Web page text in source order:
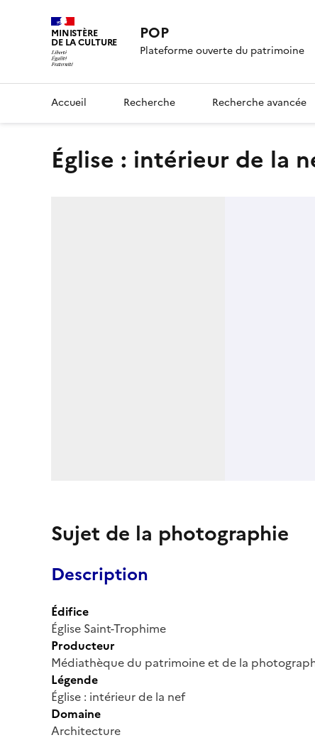
MINISTÈRE
DE LA CULTURE POP
Plateforme ouverte du patrimoine
Accueil Recherche Recherche avancée
Église : intérieur de la
Sujet de la photographie
Description
Édifice
Église Saint-Trophime
Producteur
Médiathèque du patrimoine et de la
Légende
Église : intérieur de la nef
Domaine
Architecture